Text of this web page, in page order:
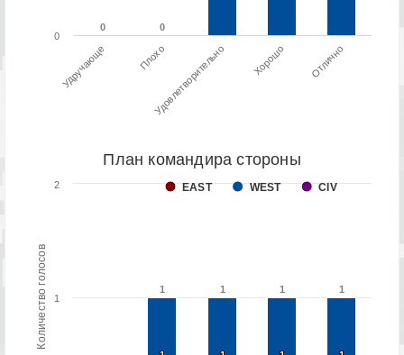
0
0 0
0
Удручающе ПлохоУдовлетворительно Хорошо Отлично
0
Количество голосов
План командира стороны
1
1 1
1 1
1 1
1
EAST WEST CIV
1
2